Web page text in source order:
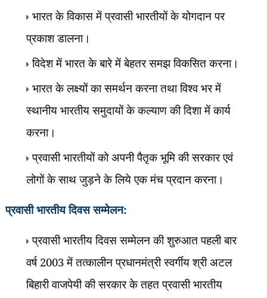
भारत के विकास में प्रवासी भारतीयों के योगदान पर
प्रकाश डालना।
विदेश में भारत के बारे में बेहतर समझ विकसित करना।
भारत के लक्ष्यों का समर्थन करना तथा विश्व भर में
स्थानीय भारतीय समुदायों के कल्याण की दिशा में कार्य
करना।
प्रवासी भारतीयों को अपनी पैतृक भूमि की सरकार एवं
लोगों के साथ जुड़ने के लिये एक मंच प्रदान करना।
प्रवासी भारतीय दिवससम्मेलन:
प्रवासी भारतीय दिवस सम्मेलन की शुरुआत पहली बार
वर्ष 2003में तत्कालीन प्रधानमंत्री स्वर्गीय श्री अटल
बिहारी वाजपेयी की सरकार के तहत प्रवासी भारतीय